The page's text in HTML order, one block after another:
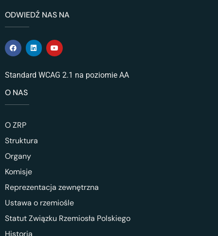
ODWIEDŹ NAS NA
Standard WCAG 2.1 na poziomie AA
O NAS
O ZRP
Struktura
Organy
Komisje
Reprezentacja zewnętrzna
Ustawa o rzemiośle
Statut Związku Rzemiosła Polskiego
Historia